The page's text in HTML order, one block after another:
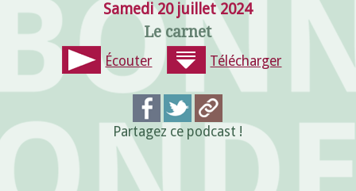
Samedi 20 juillet 2024
Le carnet
Écouter Télécharger
Partagez ce podcast !